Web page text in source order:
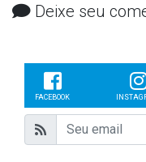
Deixe seu
FACEBOOK